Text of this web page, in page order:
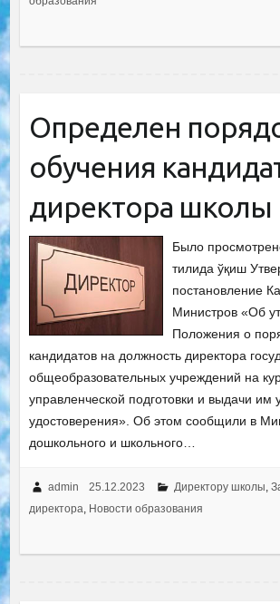
Определен
обучения
директора школы
Было
тилида ўқиш
постановление
Министров «Об
Положения о
кандидатов на должность директора
общеобразовательных учреждений на
управленческой подготовки и выдачи им
удостоверения». Об этом сообщили в
дошкольного и школьного…
admin 25.12.2023 Директору школы,
директора, Новости образования